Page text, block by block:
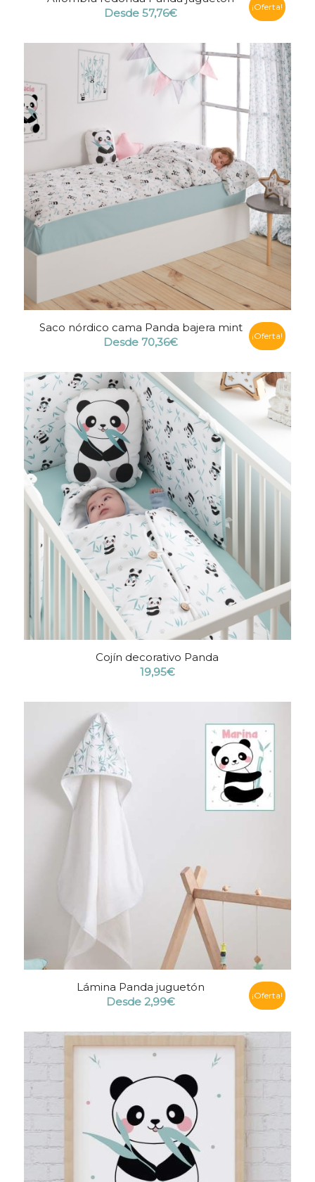
Desde 57,76€ ¡Oferta!
Saco nórdico cama Panda bajera mint
Desde 70,36€ ¡Oferta!
Cojín decorativo Panda
19,95€
Lámina Panda juguetón
Desde 2,99€ ¡Oferta!